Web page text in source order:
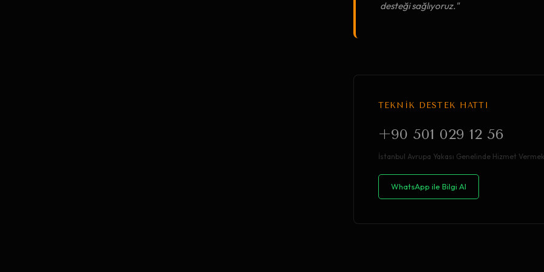
desteği sağlıyoruz."
TEKNİK DESTEK HATTI
+90 501 029 12 56
İstanbul Avrupa Yakası Genelinde Hizmet
WhatsApp ile Bilgi Al